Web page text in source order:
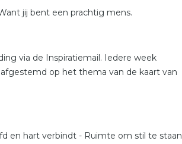
jij bent een prachtig mens.
via de Inspiratiemail. Iedere week
op het thema van de kaart van
en hart verbindt - Ruimte om stil te staan